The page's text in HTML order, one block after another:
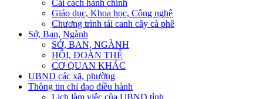
Cải cách hành chính
Giáo dục, Khoa học, Công nghệ
Chương trình tái canh cây cà phê
Sở, Ban, Ngành
SỞ, BAN, NGÀNH
HỘI, ĐOÀN THỂ
CƠ QUAN KHÁC
UBND các xã, phường
Thông tin chỉ đạo điều hành